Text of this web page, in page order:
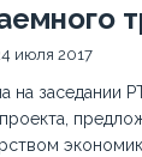
июля 2017
заседании